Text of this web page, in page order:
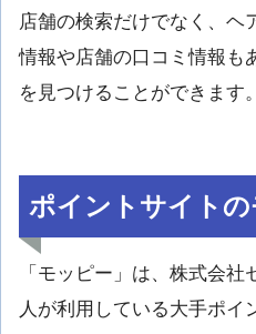
店舗の検索だけでなく、ヘ
情報や店舗の口コミ情報も
を見つけることができます。
ポイントサイト
「モッピー」は、株式会
人が利用している大手ポイ